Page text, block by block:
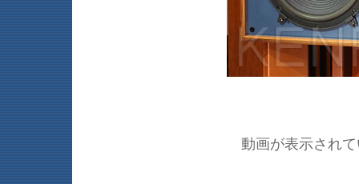
動画が表示され